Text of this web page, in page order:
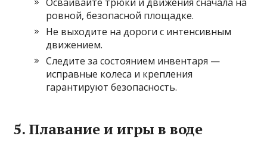
ровной, безопасной площадке.
Не выходите на дороги с интенсивным
движением.
Следите за состоянием инвентаря —
исправные колеса и крепления
гарантируют безопасность.
5. Плавание и игры в воде